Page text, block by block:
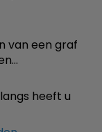
van een graf
heeft u